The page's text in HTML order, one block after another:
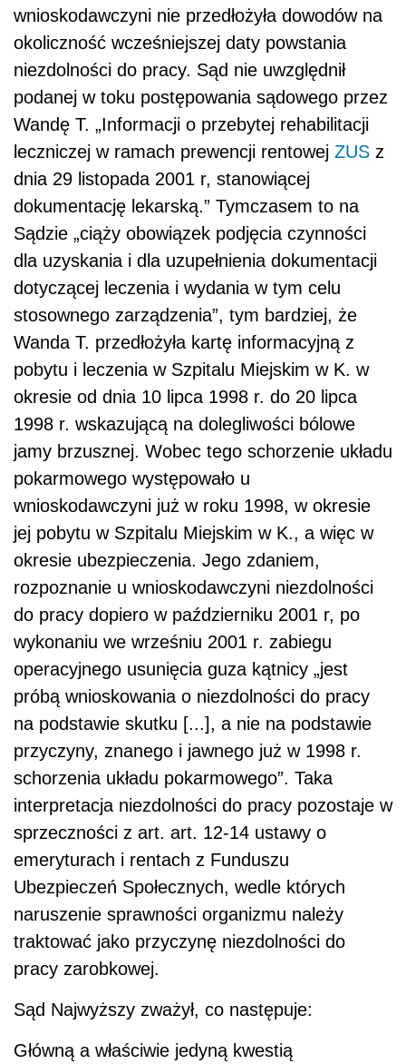
wnioskodawczyni nie przedłożyła dowodów na
okoliczność wcześniejszej daty powstania
niezdolności do pracy. Sąd nie uwzględnił
podanej w toku postępowania sądowego przez
Wandę T. „Informacji o przebytej rehabilitacji
leczniczej w ramach prewencji rentowej ZUS z
dnia 29 listopada 2001 r, stanowiącej
dokumentację lekarską.” Tymczasem to na
Sądzie „ciąży obowiązek podjęcia czynności
dla uzyskania i dla uzupełnienia dokumentacji
dotyczącej leczenia i wydania w tym celu
stosownego zarządzenia”, tym bardziej, że
Wanda T. przedłożyła kartę informacyjną z
pobytu i leczenia w Szpitalu Miejskim w K. w
okresie od dnia 10 lipca 1998 r. do 20 lipca
1998 r. wskazującą na dolegliwości bólowe
jamy brzusznej. Wobec tego schorzenie układu
pokarmowego występowało u
wnioskodawczyni już w roku 1998, w okresie
jej pobytu w Szpitalu Miejskim w K., a więc w
okresie ubezpieczenia. Jego zdaniem,
rozpoznanie u wnioskodawczyni niezdolności
do pracy dopiero w październiku 2001 r, po
wykonaniu we wrześniu 2001 r. zabiegu
operacyjnego usunięcia guza kątnicy „jest
próbą wnioskowania o niezdolności do pracy
na podstawie skutku [...], a nie na podstawie
przyczyny, znanego i jawnego już w 1998 r.
schorzenia układu pokarmowego”. Taka
interpretacja niezdolności do pracy pozostaje w
sprzeczności z art. art. 12-14 ustawy o
emeryturach i rentach z Funduszu
Ubezpieczeń Społecznych, wedle których
naruszenie sprawności organizmu należy
traktować jako przyczynę niezdolności do
pracy zarobkowej.
Sąd Najwyższy zważył, co następuje:
Główną a właściwie jedyną kwestią